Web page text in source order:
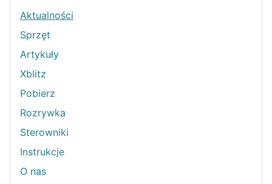
Aktualności
Sprzęt
Artykuły
Xblitz
Pobierz
Rozrywka
Sterowniki
Instrukcje
O nas